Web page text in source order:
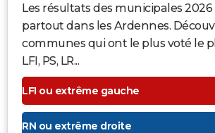
Les résultats des municipales
partout dans les Ardennes.
communes qui ont le plus voté le
LFI, PS, LR...
LFI ou extrême gauche
RN ou extrême droite